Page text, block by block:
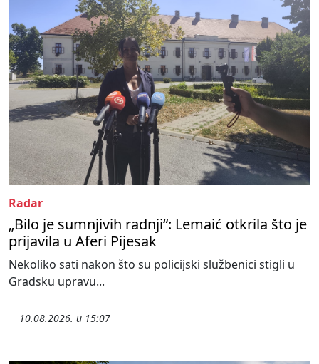
Radar
„Bilo je sumnjivih radnji“: Lemaić otkrila što je
prijavila u Aferi Pijesak
Nekoliko sati nakon što su policijski službenici stigli u
Gradsku upravu...
10.08.2026. u 15:07